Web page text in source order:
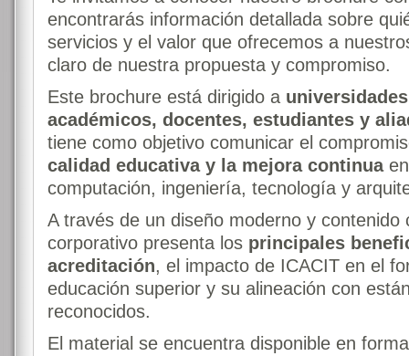
encontrarás información detallada sobre
servicios y el valor que ofrecemos a
claro de nuestra propuesta y compromiso.
Este brochure está dirigido a
académicos, docentes, estudiantes y
tiene como objetivo comunicar el
calidad educativa y la mejora continuaen
computación, ingeniería, tecnología y
A través de un diseño moderno y contenido
corporativo presenta los principales
acreditación, el impacto de ICACIT en el
educación superior y su alineación con
reconocidos.
El material se encuentra disponible en